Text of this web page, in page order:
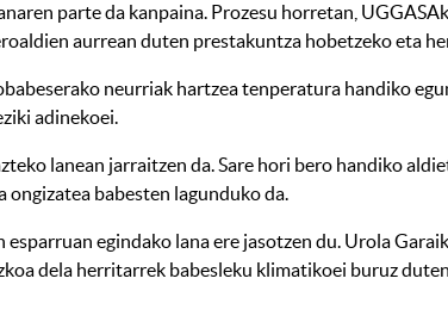
parte da kanpaina. Prozesu horretan,
aurrean duten prestakuntza hobetzeko eta
neurriak hartzea tenperatura handiko
adinekoei.
lanean jarraitzen da. Sare hori bero handiko
ongizatea babesten lagunduko da.
egindako lana ere jasotzen du. Urola
dela herritarrek babesleku klimatikoei buruz